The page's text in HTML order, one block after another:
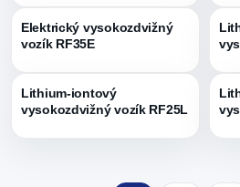
Elektrický vysokozdvižný
vozík RF35E
Lithium-iontový
vysokozdvižný vozík RF25L